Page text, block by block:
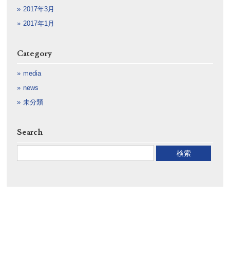
2017年3月
2017年1月
Category
media
news
未分類
Search